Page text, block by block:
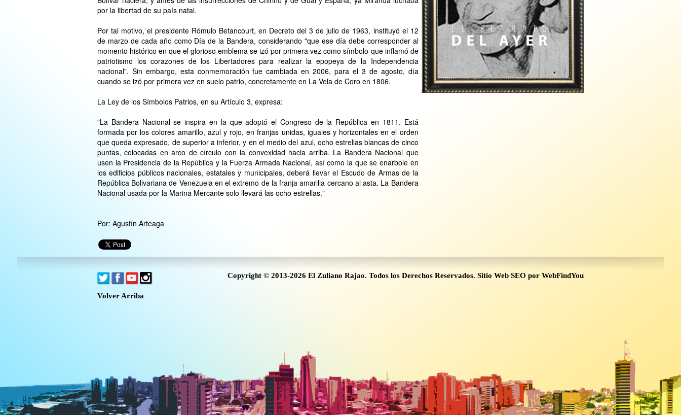
por la libertad de su país natal.
Por tal motivo, el presidente Rómulo Betancourt, en Decreto del 3 de julio de 1963, instituyó el 12
de marzo de cada año como Día de la Bandera, considerando "que ese día debe corresponder al
momento histórico en que el glorioso emblema se izó por primera vez como símbolo que inflamó de
patriotismo los corazones de los Libertadores para realizar la epopeya de la Independencia
nacional". Sin embargo, esta conmemoración fue cambiada en 2006, para el 3 de agosto, día
cuando se izó por primera vez en suelo patrio, concretamente en La Vela de Coro en 1806.
La Ley de los Símbolos Patrios, en su Artículo 3, expresa:
"La Bandera Nacional se inspira en la que adoptó el Congreso de la República en 1811. Está
formada por los colores amarillo, azul y rojo, en franjas unidas, iguales y horizontales en el orden
que queda expresado, de superior a inferior, y en el medio del azul, ocho estrellas blancas de cinco
puntas, colocadas en arco de círculo con la convexidad hacia arriba. La Bandera Nacional que
usen la Presidencia de la República y la Fuerza Armada Nacional, así como la que se enarbole en
los edificios públicos nacionales, estatales y municipales, deberá llevar el Escudo de Armas de la
República Bolivariana de Venezuela en el extremo de la franja amarilla cercano al asta. La Bandera
Nacional usada por la Marina Mercante solo llevará las ocho estrellas."
Por: Agustín Arteaga
Copyright © 2013-2026 El Zuliano Rajao. Todos los Derechos Reservados. Sitio Web SEO por WebFindYou
Volver Arriba